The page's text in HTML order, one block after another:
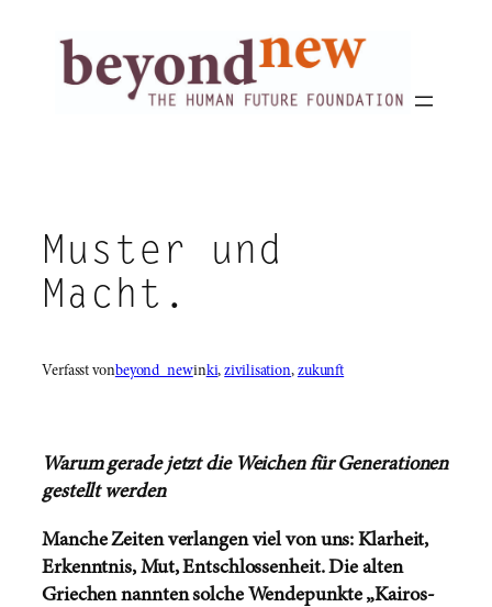
springen
Muster und
Macht.
Verfasst vonbeyond_newinki, zivilisation, zukunft
Warum gerade jetzt die Weichen für Generationen
gestellt werden
Manche Zeiten verlangen viel von uns: Klarheit,
Erkenntnis, Mut, Entschlossenheit. Die alten
Griechen nannten solche Wendepunkte „Kairos-